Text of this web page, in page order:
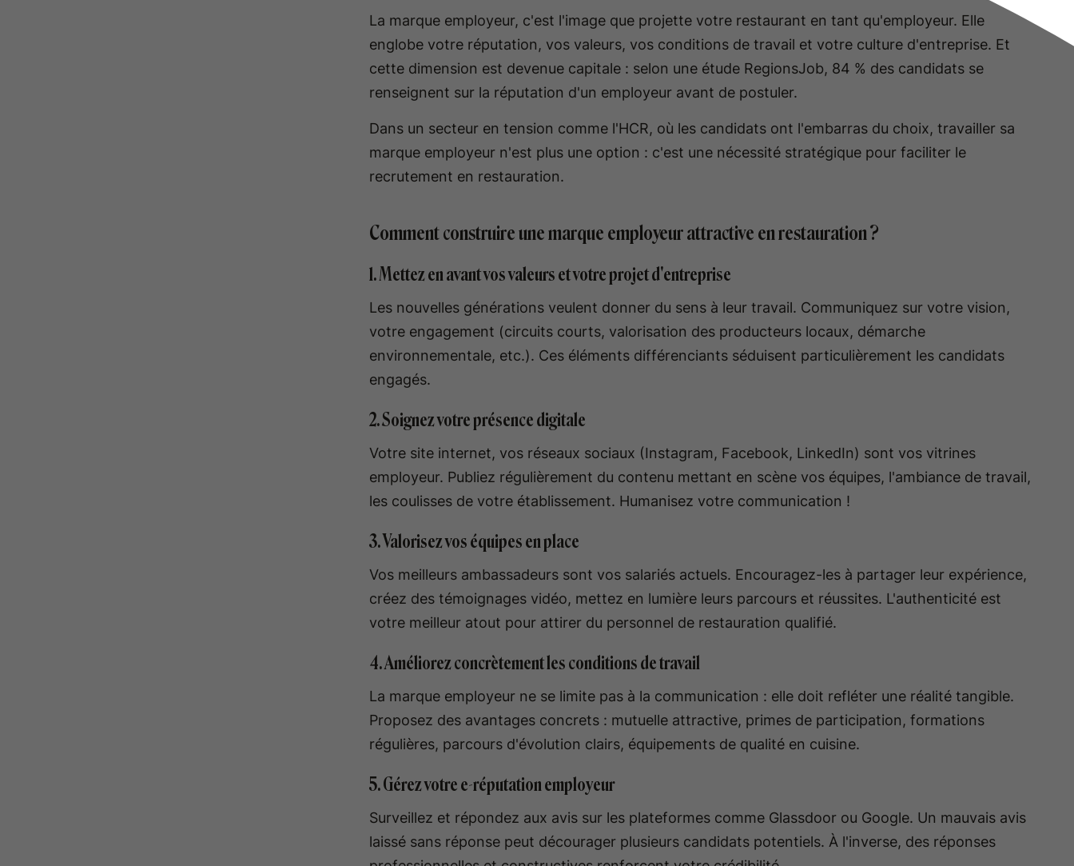
La marque employeur, c'est l'image que projette votre restaurant en tant qu'employeur. Elle
englobe votre réputation, vos valeurs, vos conditions de travail et votre culture d'entreprise. Et
cette dimension est devenue capitale : selon une étude RegionsJob, 84 % des candidats se
renseignent sur la réputation d'un employeur avant de postuler.
Dans un secteur en tension comme l'HCR, où les candidats ont l'embarras du choix, travailler sa
marque employeur n'est plus une option : c'est une nécessité stratégique pour faciliter le
recrutement en restauration.
Comment construire une marque employeur attractive en restauration ?
1. Mettez en avant vos valeurs et votre projet d'entreprise
Les nouvelles générations veulent donner du sens à leur travail. Communiquez sur votre vision,
votre engagement (circuits courts, valorisation des producteurs locaux, démarche
environnementale, etc.). Ces éléments différenciants séduisent particulièrement les candidats
engagés.
2. Soignez votre présence digitale
Votre site internet, vos réseaux sociaux (Instagram, Facebook, LinkedIn) sont vos vitrines
employeur. Publiez régulièrement du contenu mettant en scène vos équipes, l'ambiance de travail,
les coulisses de votre établissement. Humanisez votre communication !
3. Valorisez vos équipes en place
Vos meilleurs ambassadeurs sont vos salariés actuels. Encouragez-les à partager leur expérience,
créez des témoignages vidéo, mettez en lumière leurs parcours et réussites. L'authenticité est
votre meilleur atout pour attirer du personnel de restauration qualifié.
4. Améliorez concrètement les conditions de travail
La marque employeur ne se limite pas à la communication : elle doit refléter une réalité tangible.
Proposez des avantages concrets : mutuelle attractive, primes de participation, formations
régulières, parcours d'évolution clairs, équipements de qualité en cuisine.
5. Gérez votre e-réputation employeur
Surveillez et répondez aux avis sur les plateformes comme Glassdoor ou Google. Un mauvais avis
laissé sans réponse peut décourager plusieurs candidats potentiels. À l'inverse, des réponses